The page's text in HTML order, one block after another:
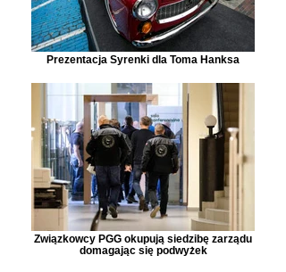
Prezentacja Syrenki dla Toma Hanksa
Związkowcy PGG okupują siedzibę zarządu
domagając się podwyżek